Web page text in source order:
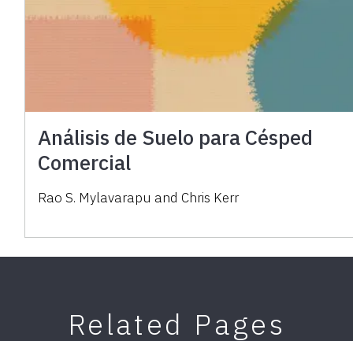
Análisis de Suelo para Césped
Comercial
Rao S. Mylavarapu and Chris Kerr
Related Pages